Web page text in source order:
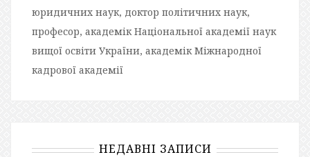
юридичних наук, доктор політичних наук,
професор, академік Національної академії наук
вищої освіти України, академік Міжнародної
кадрової академії
НЕДАВНІ ЗАПИСИ